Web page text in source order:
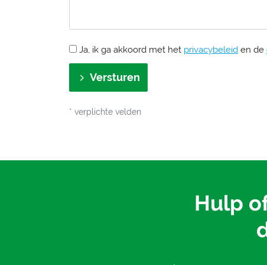
Ja, ik ga akkoord met het privacybeleid en de
Versturen
* verplichte velden
Hulp